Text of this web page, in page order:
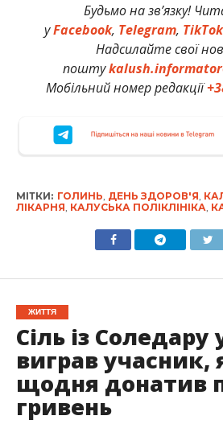
Будьмо на зв’язку!
уFacebook, Telegram, TikTok
Надсилайте свої
пошту
Мобільний номер редакції
МІТКИ: ГОЛИНЬ, ДЕНЬ ЗДОРОВ'Я,
ЛІКАРНЯ, КАЛУСЬКА ПОЛІКЛІНІКА,
ЖИТТЯ
Сіль із
виграв учасник,
щодня донатив
гривень